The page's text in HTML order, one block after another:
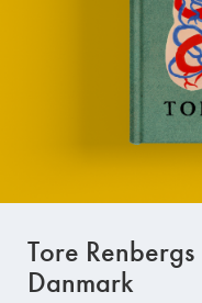
Tore
Danmark